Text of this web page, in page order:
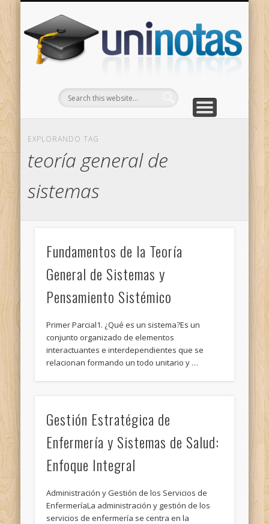
EXPLORANDO TAG
teoría general de
sistemas
Fundamentos de la Teoría
General de Sistemas y
Pensamiento Sistémico
Primer Parcial1. ¿Qué es un sistema?Es un
conjunto organizado de elementos
interactuantes e interdependientes que se
relacionan formando un todo unitario y …
Gestión Estratégica de
Enfermería y Sistemas de Salud:
Enfoque Integral
Administración y Gestión de los Servicios de
EnfermeríaLa administración y gestión de los
servicios de enfermería se centra en la